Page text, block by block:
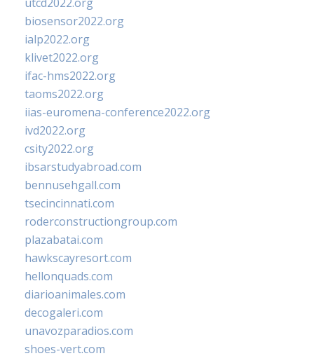
biosensor2022.org
ialp2022.org
klivet2022.org
ifac-hms2022.org
taoms2022.org
iias-euromena-conference2022.org
ivd2022.org
csity2022.org
ibsarstudyabroad.com
bennusehgall.com
tsecincinnati.com
roderconstructiongroup.com
plazabatai.com
hawkscayresort.com
hellonquads.com
diarioanimales.com
decogaleri.com
unavozparadios.com
shoes-vert.com